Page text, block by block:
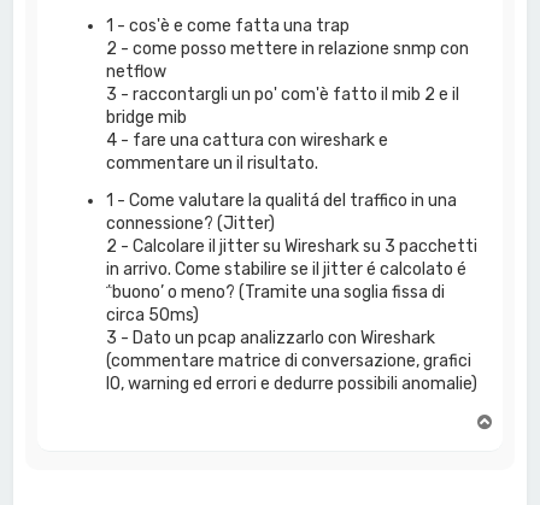
1 - cos'è e come fatta una trap
2 - come posso mettere in relazione snmp con
netflow
3 - raccontargli un po' com'è fatto il mib 2 e il
bridge mib
4 - fare una cattura con wireshark e
commentare un il risultato.
1 - Come valutare la qualitá del traffico in una
connessione? (Jitter)
2 - Calcolare il jitter su Wireshark su 3 pacchetti
in arrivo. Come stabilire se il jitter é calcolato é
΅buono’ o meno? (Tramite una soglia fissa di
circa 50ms)
3 - Dato un pcap analizzarlo con Wireshark
(commentare matrice di conversazione, grafici
IO, warning ed errori e dedurre possibili anomalie)